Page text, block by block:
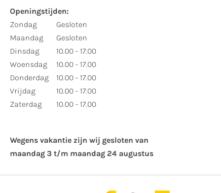
Openingstijden:
Zondag
Maandag
Dinsdag
Woensdag
Donderdag
Vrijdag
Zaterdag
Gesloten
Gesloten
10.00 - 17.00
10.00 - 17.00
10.00 - 17.00
10.00 - 17.00
10.00 - 17.00
Wegens vakantie zijn wij gesloten van ​
maandag 3 t/m maandag 24 augustus